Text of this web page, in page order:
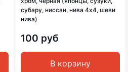
субару, ниссан, нива 4х4, шеви
нива)
100 руб
В корзину